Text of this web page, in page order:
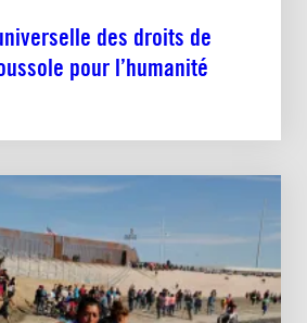
des droits de
pour l’humanité